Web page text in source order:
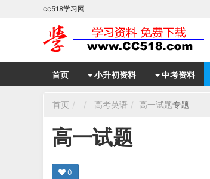
cc518学习网
首页 小升初资料 中考资料
首页 高考英语 高一试题专题
高一试题
0